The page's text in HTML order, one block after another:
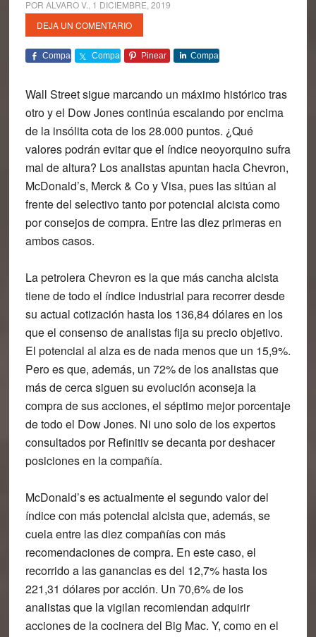
POR ALVARO V. 1 DICIEMBRE, 2019
DEJA UN COMENTARIO
Comparte Comparte Pinear Comparte
Wall Street sigue marcando un máximo histórico tras
otro y el Dow Jones continúa escalando por encima
de la insólita cota de los 28.000 puntos. ¿Qué
valores podrán evitar que el índice neoyorquino sufra
mal de altura? Los analistas apuntan hacia Chevron,
McDonald’s, Merck & Co y Visa, pues las sitúan al
frente del selectivo tanto por potencial alcista como
por consejos de compra. Entre las diez primeras en
ambos casos.
La petrolera Chevron es la que más cancha alcista
tiene de todo el índice industrial para recorrer desde
su actual cotización hasta los 136,84 dólares en los
que el consenso de analistas fija su precio objetivo.
El potencial al alza es de nada menos que un 15,9%.
Pero es que, además, un 72% de los analistas que
más de cerca siguen su evolución aconseja la
compra de sus acciones, el séptimo mejor porcentaje
de todo el Dow Jones. Ni uno solo de los expertos
consultados por Refinitiv se decanta por deshacer
posiciones en la compañía.
McDonald’ses actualmente el segundo valor del
índice con más potencial alcista que, además, se
cuela entre las diez compañías con más
recomendaciones de compra. En este caso, el
recorrido a las ganancias es del 12,7% hasta los
221,31 dólares por acción. Un 70,6% de los
analistas que la vigilan recomiendan adquirir
acciones de la cocinera del Big Mac. Y, como en el